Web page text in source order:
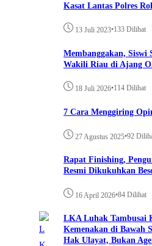
Kasat Lantas Polres
13 Juli 2023•133 Dilihat
Membanggakan, Siswi
Wakili Riau di Ajang
18 Juli 2026•114 Dilihat
7 Cara Menggiring
27 Agustus 2025•92
Rapat Finishing,
Resmi Dikukuhkan
16 April 2026•84 Dilihat
LKA Luhak Tambusai
Kemenakan di Bawah
Hak Ulayat, Bukan